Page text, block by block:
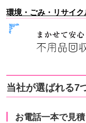
環境・ごみ・リサイ
当社が選ばれる7
お電話一本で見積